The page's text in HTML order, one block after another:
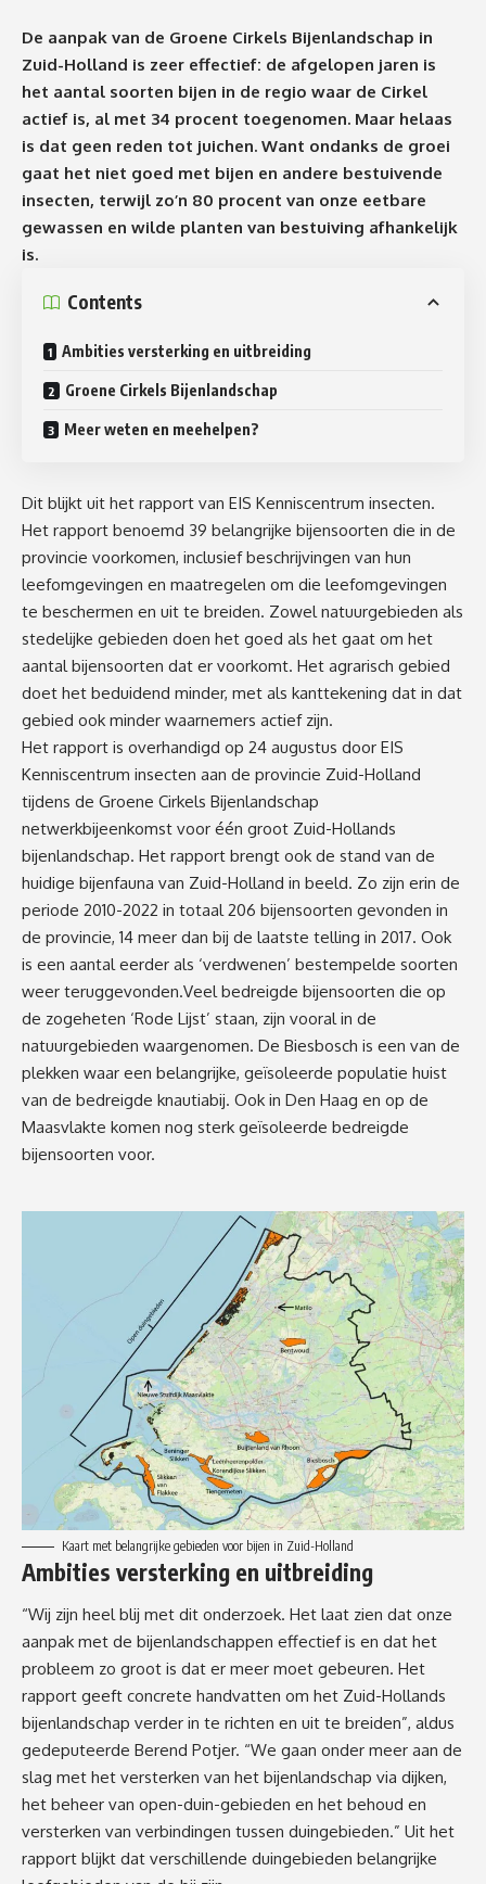
De aanpak van de Groene Cirkels Bijenlandschap in
Zuid-Holland is zeer effectief: de afgelopen jaren is
het aantal soorten bijen in de regio waar de Cirkel
actief is, al met 34 procent toegenomen. Maar helaas
is dat geen reden tot juichen. Want ondanks de groei
gaat het niet goed met bijen en andere bestuivende
insecten, terwijl zo’n 80 procent van onze eetbare
gewassen en wilde planten van bestuiving afhankelijk
is.
Contents
Ambities versterking en uitbreiding
Groene Cirkels Bijenlandschap
Meer weten en meehelpen?
Dit blijkt uit het rapport van EIS Kenniscentrum insecten.
Het rapport benoemd 39 belangrijke bijensoorten die in de
provincie voorkomen, inclusief beschrijvingen van hun
leefomgevingen en maatregelen om die leefomgevingen
te beschermen en uit te breiden. Zowel natuurgebieden als
stedelijke gebieden doen het goed als het gaat om het
aantal bijensoorten dat er voorkomt. Het agrarisch gebied
doet het beduidend minder, met als kanttekening dat in dat
gebied ook minder waarnemers actief zijn.
Het rapport is overhandigd op 24 augustus door EIS
Kenniscentrum insecten aan de provincie Zuid-Holland
tijdens de Groene Cirkels Bijenlandschap
netwerkbijeenkomst voor één groot Zuid-Hollands
bijenlandschap. Het rapport brengt ook de stand van de
huidige bijenfauna van Zuid-Holland in beeld. Zo zijn erin de
periode 2010-2022 in totaal 206 bijensoorten gevonden in
de provincie, 14 meer dan bij de laatste telling in 2017. Ook
is een aantal eerder als ‘verdwenen’ bestempelde soorten
weer teruggevonden.Veel bedreigde bijensoorten die op
de zogeheten ‘Rode Lijst’ staan, zijn vooral in de
natuurgebieden waargenomen. De Biesbosch is een van de
plekken waar een belangrijke, geïsoleerde populatie huist
van de bedreigde knautiabij. Ook in Den Haag en op de
Maasvlakte komen nog sterk geïsoleerde bedreigde
bijensoorten voor.
Kaart met belangrijke gebieden voor bijen in Zuid-Holland
Ambities versterking en uitbreiding
“Wij zijn heel blij met dit onderzoek. Het laat zien dat onze
aanpak met de bijenlandschappen effectief is en dat het
probleem zo groot is dat er meer moet gebeuren. Het
rapport geeft concrete handvatten om het Zuid-Hollands
bijenlandschap verder in te richten en uit te breiden”, aldus
gedeputeerde Berend Potjer. “We gaan onder meer aan de
slag met het versterken van het bijenlandschap via dijken,
het beheer van open-duin-gebieden en het behoud en
versterken van verbindingen tussen duingebieden.” Uit het
rapport blijkt dat verschillende duingebieden belangrijke